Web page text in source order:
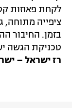
לקחת פאוזות
ציפייה מתוחה,
בזמן. החיבור
טכניקת הגשה
רז ישראל –